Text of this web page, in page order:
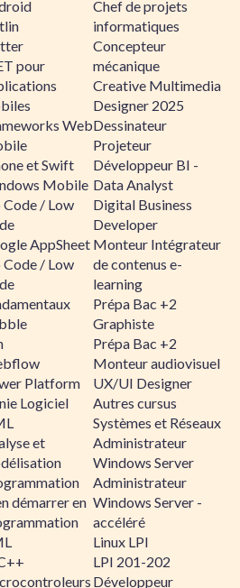
pour
Web
et Swift
Mobile
/ Low
AppSheet
/ Low
Platform
Logiciel
et
démarrer en
Chef de projets
informatiques
Concepteur
mécanique
Creative Multimedia
Designer 2025
Dessinateur
Projeteur
Développeur BI -
Data Analyst
Digital Business
Developer
Monteur Intégrateur
de contenus e-
learning
Prépa Bac +2
Graphiste
Prépa Bac +2
Monteur audiovisuel
UX/UI Designer
Autres cursus
Systèmes et Réseaux
Administrateur
Windows Server
Administrateur
Windows Server -
accéléré
Linux LPI
LPI 201-202
Développeur